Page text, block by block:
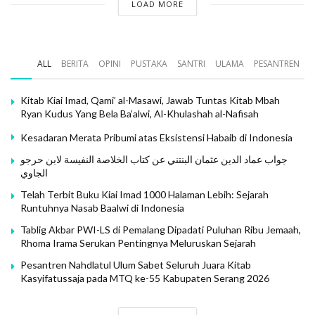
Muhammad Ba Dzib menyebutkan nama penyalinnya
Wafa’iyyah, sedangkan Muhammad Ba Dzib menyebutkan
pemalsu manuskrip; mereka mengklaim telah
setelah kitab tersebut dicetak.
Kedua kabar ini sama-sama bersumber dari Alwi bin
Thahir. Maka kita mengetahui bahwa rujukan dari kitab Al-
Raudh Al-Jali adalah Alwi bin Thahir Al-Haddad. Dialah
yang mengklaim bahwa manuskrip Al-Raudh Al-Jali
dikirimkan oleh Ali bin Muhammad bin Yahya Ba’alawi dari
LOAD MORE
ALL BERITA OPINI PUSTAKA SANTRI ULAMA PESANTREN
Kitab Kiai Imad, Qami’ al-Masawi, Jawab Tuntas Kitab Mbah
Ryan Kudus Yang Bela Ba’alwi, Al-Khulashah al-Nafisah
Kesadaran Merata Pribumi atas Eksistensi Habaib di Indonesia
جواب عماد الدين عثمان البنتني عن كتاب الخلاصة النفيسة لابن حرجو
الجاوي
Telah Terbit Buku Kiai Imad 1000 Halaman Lebih: Sejarah
Runtuhnya Nasab Baalwi di Indonesia
Tablig Akbar PWI-LS di Pemalang Dipadati Puluhan Ribu Jemaah,
Rhoma Irama Serukan Pentingnya Meluruskan Sejarah
Pesantren Nahdlatul Ulum Sabet Seluruh Juara Kitab
Kasyifatussaja pada MTQ ke-55 Kabupaten Serang 2026